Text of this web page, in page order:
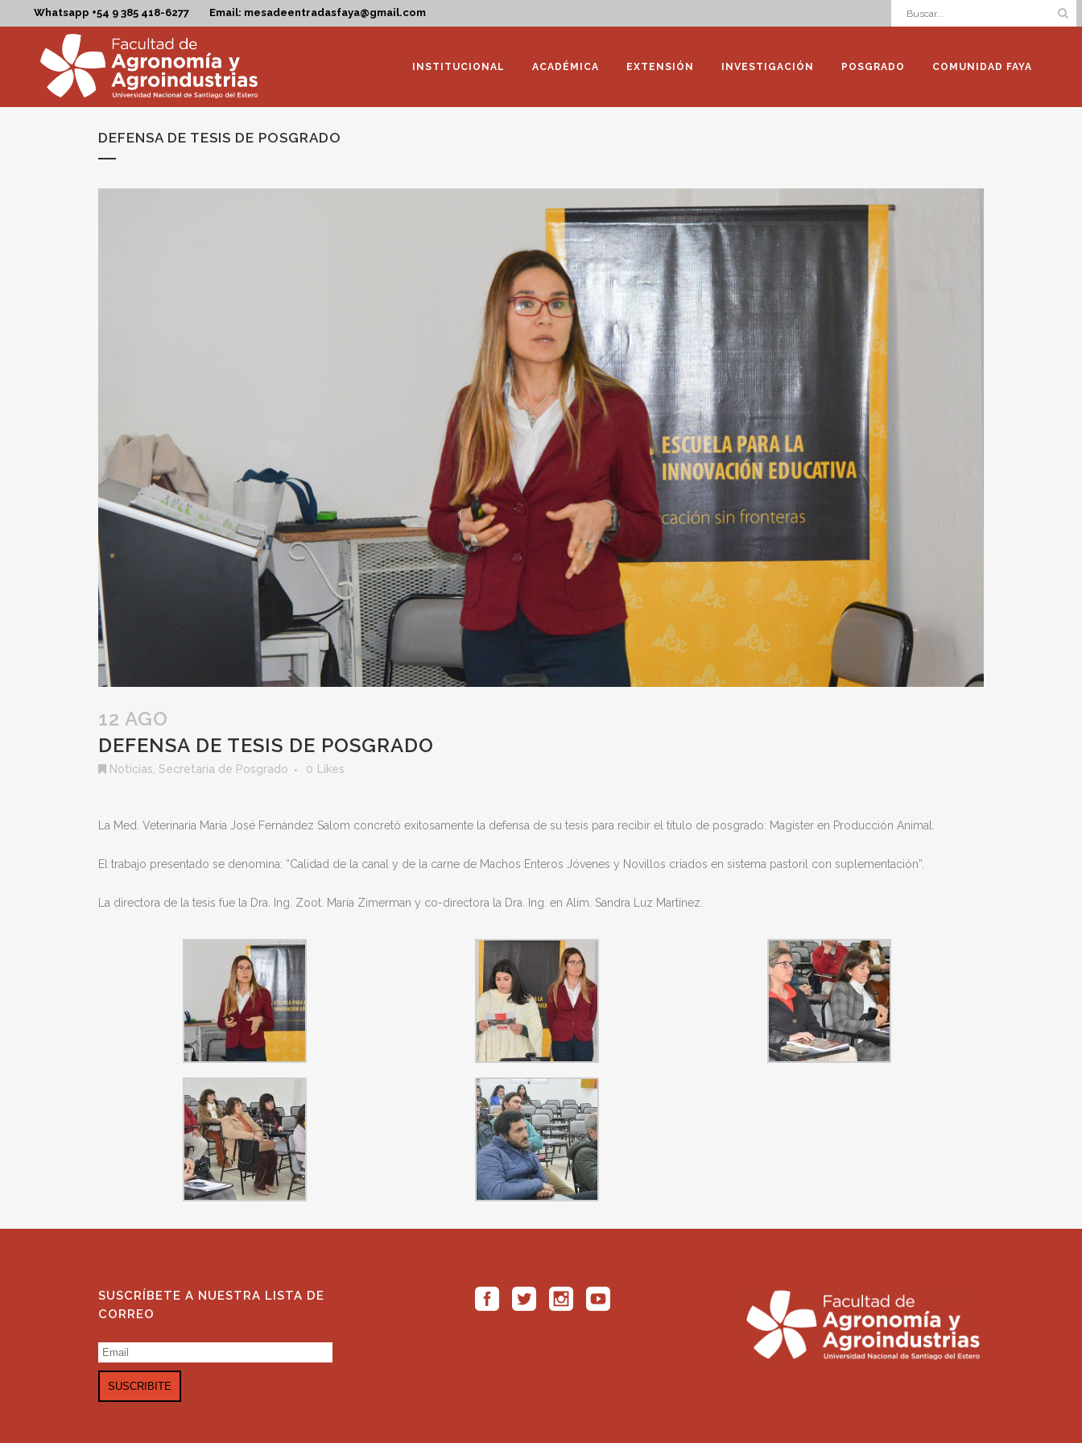
Email: mesadeentradasfaya@gmail.com
Whatsapp +54 9 385 418-6277
INSTITUCIONAL ACADÉMICA EXTENSIÓN INVESTIGACIÓN POSGRADO COMUNIDAD FAYA
DEFENSA DE TESIS DE POSGRADO
12 AGO
DEFENSA DE TESIS DE POSGRADO
Noticias Secretaría de Posgrado 0 Likes
La Med. Veterinaria María José Fernández Salom concretó exitosamente la defensa de su tesis para recibir el título de posgrado: Magíster en Producción Animal.
El trabajo presentado se denomina: “Calidad de la canal y de la carne de Machos Enteros Jóvenes y Novillos criados en sistema pastoril con suplementación”.
La directora de la tesis fue la Dra. Ing. Zoot. María Zimerman y co-directora la Dra. Ing. en Alim. Sandra Luz Martínez.
SUSCRÍBETE A NUESTRA LISTA DE
CORREO